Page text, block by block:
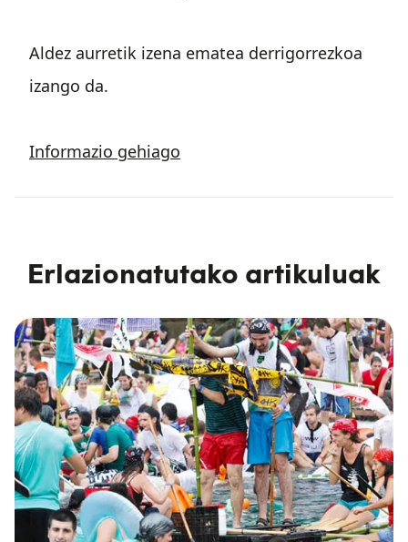
Aldez aurretik izena ematea derrigorrezkoa
izango da.
Informazio gehiago
Erlazionatutako artikuluak